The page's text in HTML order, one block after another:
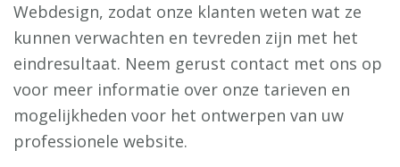
Webdesign, zodat onze klanten weten wat ze
kunnen verwachten en tevreden zijn met het
eindresultaat. Neem gerust contact met ons op
voor meer informatie over onze tarieven en
mogelijkheden voor het ontwerpen van uw
professionele website.